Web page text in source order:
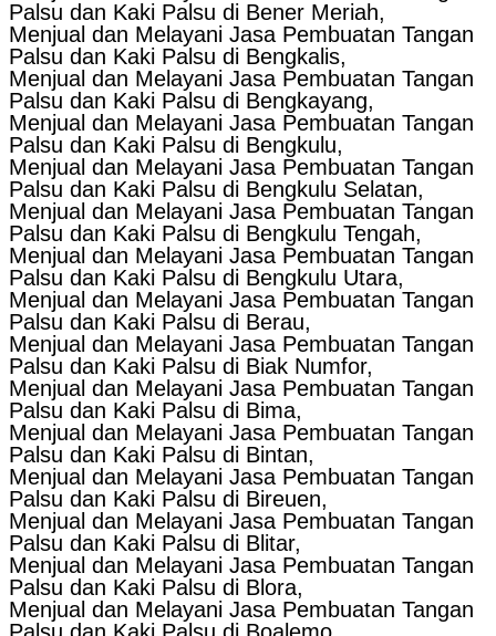
Palsu dan Kaki Palsu di Bener Meriah,
Menjual dan Melayani Jasa Pembuatan Tangan
Palsu dan Kaki Palsu di Bengkalis,
Menjual dan Melayani Jasa Pembuatan Tangan
Palsu dan Kaki Palsu di Bengkayang,
Menjual dan Melayani Jasa Pembuatan Tangan
Palsu dan Kaki Palsu di Bengkulu,
Menjual dan Melayani Jasa Pembuatan Tangan
Palsu dan Kaki Palsu di Bengkulu Selatan,
Menjual dan Melayani Jasa Pembuatan Tangan
Palsu dan Kaki Palsu di Bengkulu Tengah,
Menjual dan Melayani Jasa Pembuatan Tangan
Palsu dan Kaki Palsu di Bengkulu Utara,
Menjual dan Melayani Jasa Pembuatan Tangan
Palsu dan Kaki Palsu di Berau,
Menjual dan Melayani Jasa Pembuatan Tangan
Palsu dan Kaki Palsu di Biak Numfor,
Menjual dan Melayani Jasa Pembuatan Tangan
Palsu dan Kaki Palsu di Bima,
Menjual dan Melayani Jasa Pembuatan Tangan
Palsu dan Kaki Palsu di Bintan,
Menjual dan Melayani Jasa Pembuatan Tangan
Palsu dan Kaki Palsu di Bireuen,
Menjual dan Melayani Jasa Pembuatan Tangan
Palsu dan Kaki Palsu di Blitar,
Menjual dan Melayani Jasa Pembuatan Tangan
Palsu dan Kaki Palsu di Blora,
Menjual dan Melayani Jasa Pembuatan Tangan